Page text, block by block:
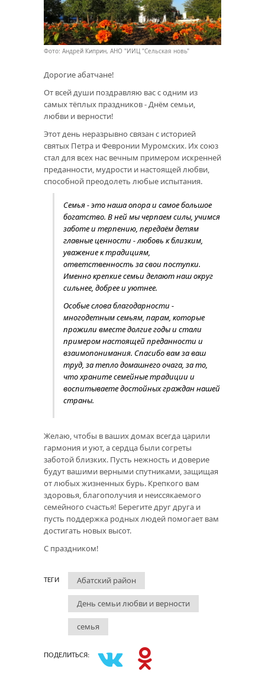
Фото: Андрей Киприн, АНО "ИИЦ "Сельская новь"
Дорогие абатчане!
От всей души поздравляю вас с одним из
самых тёплых праздников - Днём семьи,
любви и верности!
Этот день неразрывно связан с историей
святых Петра и Февронии Муромских. Их союз
стал для всех нас вечным примером искренней
преданности, мудрости и настоящей любви,
способной преодолеть любые испытания.
Семья - это наша опора и самое большое
богатство. В ней мы черпаем силы, учимся
заботе и терпению, передаём детям
главные ценности - любовь к близким,
уважение к традициям,
ответственность за свои поступки.
Именно крепкие семьи делают наш округ
сильнее, добрее и уютнее.
Особые слова благодарности -
многодетным семьям, парам, которые
прожили вместе долгие годы и стали
примером настоящей преданности и
взаимопонимания. Спасибо вам за ваш
труд, за тепло домашнего очага, за то,
что храните семейные традиции и
воспитываете достойных граждан нашей
страны.
Желаю, чтобы в ваших домах всегда царили
гармония и уют, а сердца были согреты
заботой близких. Пусть нежность и доверие
будут вашими верными спутниками, защищая
от любых жизненных бурь. Крепкого вам
здоровья, благополучия и неиссякаемого
семейного счастья! Берегите друг друга и
пусть поддержка родных людей помогает вам
достигать новых высот.
С праздником!
ТЕГИ Абатский район
День семьи любви и верности
семья
ПОДЕЛИТЬСЯ: